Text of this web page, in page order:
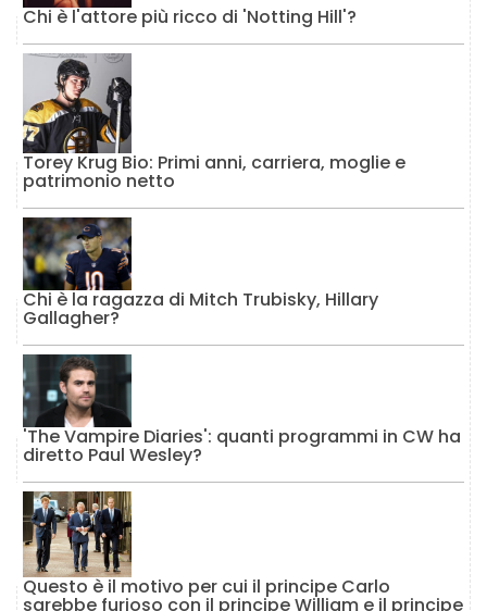
Chi è l'attore più ricco di 'Notting Hill'?
Torey Krug Bio: Primi anni, carriera, moglie e
patrimonio netto
Chi è la ragazza di Mitch Trubisky, Hillary
Gallagher?
'The Vampire Diaries': quanti programmi in CW ha
diretto Paul Wesley?
Questo è il motivo per cui il principe Carlo
sarebbe furioso con il principe William e il principe